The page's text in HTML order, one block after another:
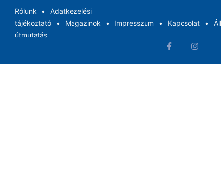
Rólunk
Adatkezelési
tájékoztató
Magazinok Impresszum Kapcsolat
útmutatás